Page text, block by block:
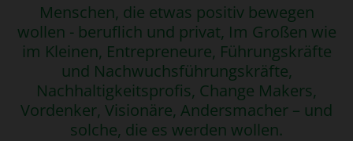
Menschen, die etwas positiv bewegen
wollen - beruflich und privat, Im Großen wie
im Kleinen, Entrepreneure, Führungskräfte
und Nachwuchsführungskräfte,
Nachhaltigkeitsprofis, Change Makers,
Vordenker, Visionäre, Andersmacher – und
solche, die es werden wollen.